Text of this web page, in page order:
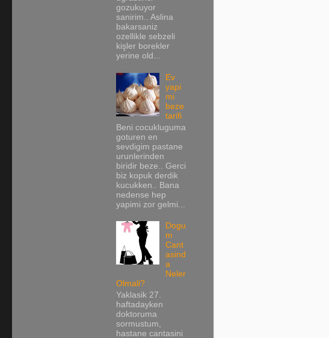
gozukuyor
sanirim.. Aslina
bakarsaniz
ozellikle sebzeli
kişler borekler
yerine old...
Ev
yapi
mi
beze
tarifi
Beni cocukluguma
goturen en
sevdigim pastane
urunlerinden
biridir beze.. Gerci
biz kopuk derdik
kucukken.. Bana
nedense hep
yapimi zor gelmi...
Dogu
m
Cant
asind
a
Neler
Olmali?
Yaklasik 27.
haftadayken
doktoruma
sormustum,
hastane cantasini